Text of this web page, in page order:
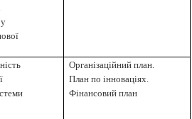
Організаційний план.
План по інноваціях.
Фінансовий план